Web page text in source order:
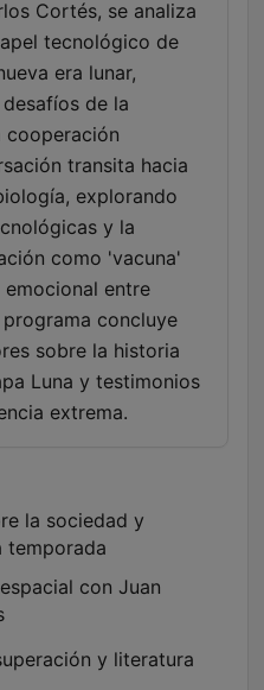
Cortés, se analiza
tecnológico de
era lunar,
de la
cooperación
transita hacia
explorando
y la
como 'vacuna'
entre
programa concluye
sobre la historia
Luna y testimonios
extrema.
la sociedad y
temporada
con Juan
y literatura